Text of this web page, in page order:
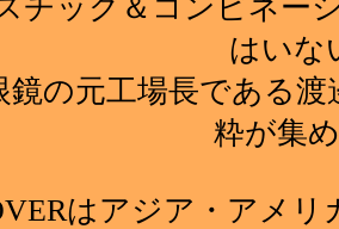
チック＆コンビネー
はいな
鏡の元工場長である
粋が集
はアジア・アメ